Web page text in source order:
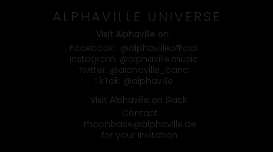
ALPHAVILLE UNIVERSE
Visit Alphaville on:
Facebook: @alphavilleofficial
Instagram: @alphaville.music
Twitter: @alphaville_band
TikTok: @alphaville
Visit Alphaville on Slack:
Contact
moonbase@alphaville.de
for your invitation